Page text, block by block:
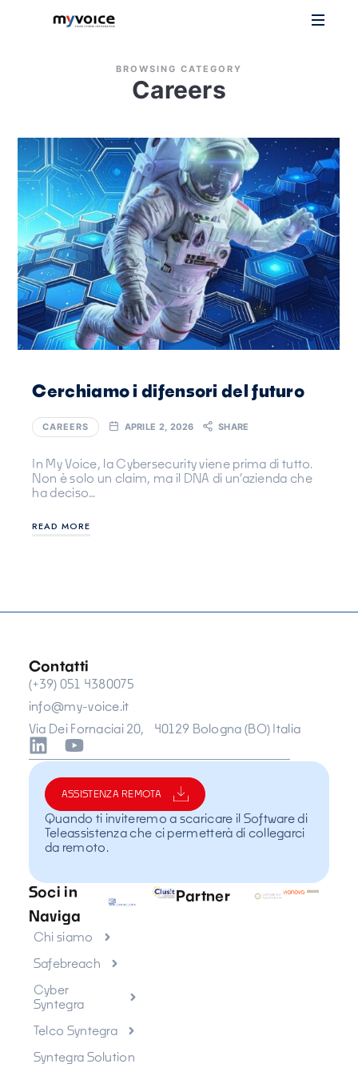
BROWSING CATEGORY
Careers
Cerchiamo i difensori del futuro
CAREERS APRILE 2, 2026 SHARE
In My Voice, la Cybersecurity viene prima di tutto.
Non è solo un claim, ma il DNA di un’azienda che
ha deciso…
READ MORE
Contatti
(+39) 051 4380075
info@my-voice.it
Via Dei Fornaciai 20, 40129 Bologna (BO) Italia
ASSISTENZA REMOTA
Quando ti inviteremo a scaricare il Software di
Teleassistenza che ci permetterà di collegarci
da remoto.
Soci in
Partner
Naviga
Chi siamo
Safebreach
Cyber
Syntegra
Telco Syntegra
Syntegra Solution